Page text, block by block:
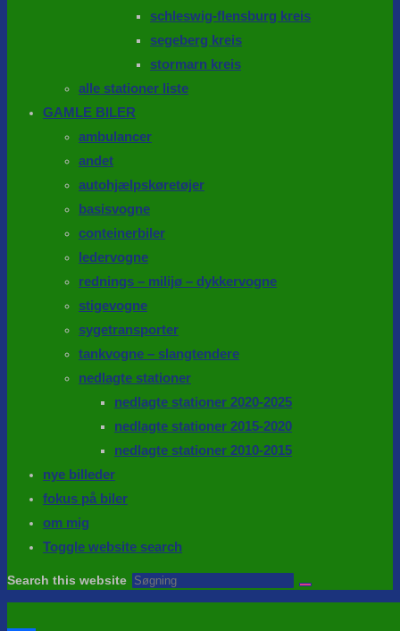
schleswig-flensburg kreis
segeberg kreis
stormarn kreis
alle stationer liste
GAMLE BILER
ambulancer
andet
autohjælpskøretøjer
basisvogne
conteinerbiler
ledervogne
rednings – milijø – dykkervogne
stigevogne
sygetransporter
tankvogne – slangtendere
nedlagte stationer
nedlagte stationer 2020-2025
nedlagte stationer 2015-2020
nedlagte stationer 2010-2015
nye billeder
fokus på biler
om mig
Toggle website search
Search this website